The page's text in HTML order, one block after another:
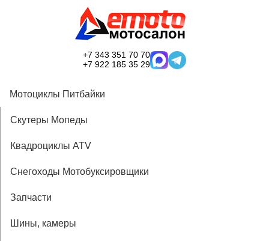
+7 343 351 70 70
+7 922 185 35 29
Мотоциклы Питбайки
Скутеры Мопеды
Квадроциклы ATV
Снегоходы Мотобуксировщики
Запчасти
Шины, камеры